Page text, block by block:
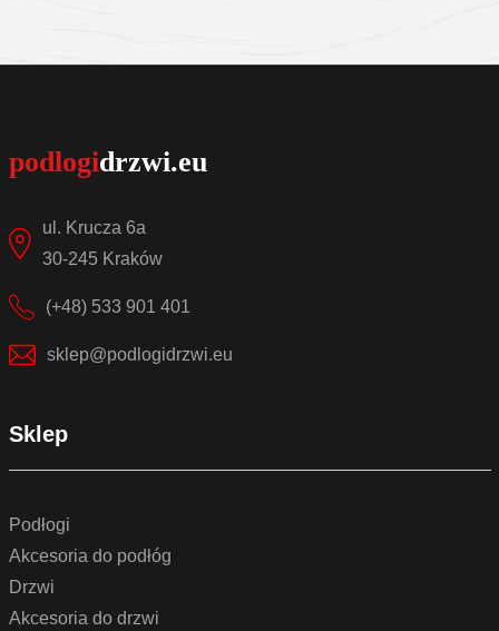
ul. Krucza 6a
30-245 Kraków
(+48) 533 901 401
sklep@podlogidrzwi.eu
Sklep
Podłogi
Akcesoria do podłóg
Drzwi
Akcesoria do drzwi